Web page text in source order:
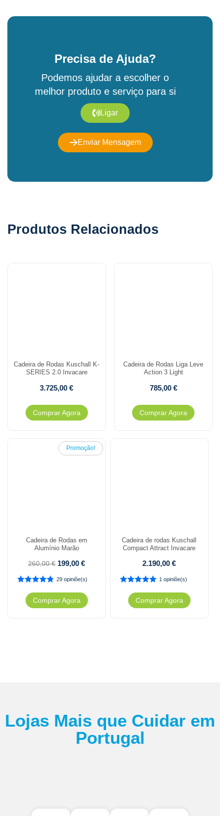
Precisa de Ajuda?
Podemos ajudar a escolher o
melhor produto e serviço para si
Ligar
Enviar Mensagem
Produtos Relacionados
Cadeira de Rodas Kuschall K-
SERIES 2.0 Invacare
3.725,00€
Comprar Agora
Cadeira de Rodas Liga Leve
Action 3 Light
785,00 €
Comprar Agora
Promoção!
Cadeira de Rodas em
Alumínio Marão
260,00€ 199,00€
29 opiniõe(s)
Comprar Agora
Cadeira de rodas Kuschall
Compact Attract Invacare
2.190,00€
1 opiniõe(s)
Comprar Agora
Lojas Mais que Cuidar em
Portugal